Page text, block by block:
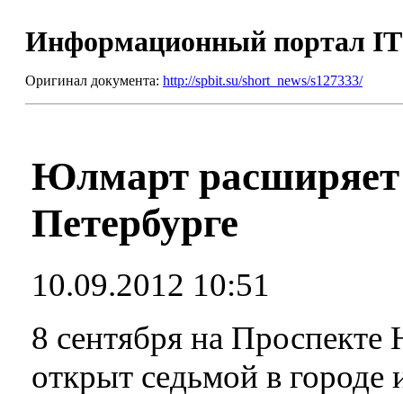
Информационный портал
Оригинал документа: http://spbit.su/short_news/s127333/
Юлмарт расширяет
Петербурге
10.09.2012 10:51
8 сентября на Проспекте
открыт седьмой в городе